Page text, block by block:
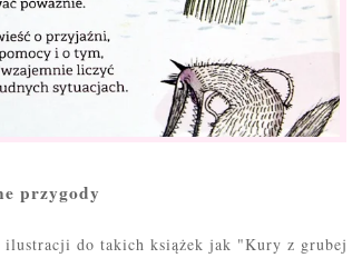
przygody
ilustracji do takich książek jak "Kury z grubej